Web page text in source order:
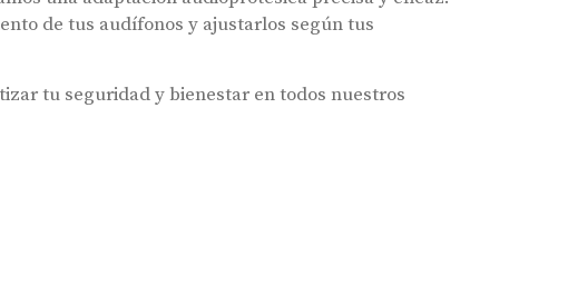
de tus audífonos y ajustarlos según tus
tu seguridad y bienestar en todos nuestros